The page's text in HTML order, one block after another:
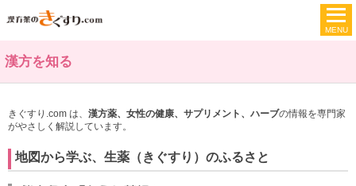
漢方を知る
きぐすり.com は、 漢方薬、女性の健康、サプリメント、ハーブの情報を専門家
がやさしく解説しています。
地図から学ぶ、生薬（きぐすり）のふるさと